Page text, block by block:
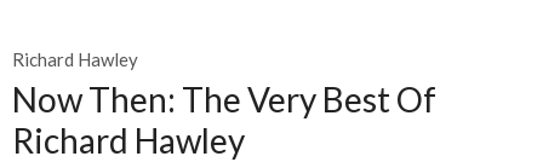
Richard Hawley
Now Then: The Very Best Of
Richard Hawley